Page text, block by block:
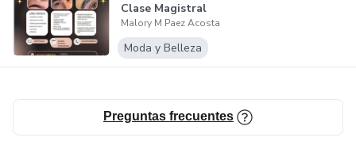
Clase Magistral
Completa
Malory M Paez Acosta
Moda y Belleza
Preguntas frecuentes